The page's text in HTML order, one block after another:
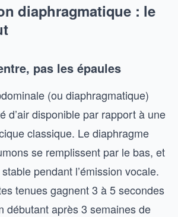
diaphragmatique : le
pas les épaules
(ou diaphragmatique)
d’air disponible par rapport à une
classique. Le diaphragme
se remplissent par le bas, et
pendant l’émission vocale.
tenues gagnent 3 à 5 secondes
débutant après 3 semaines de